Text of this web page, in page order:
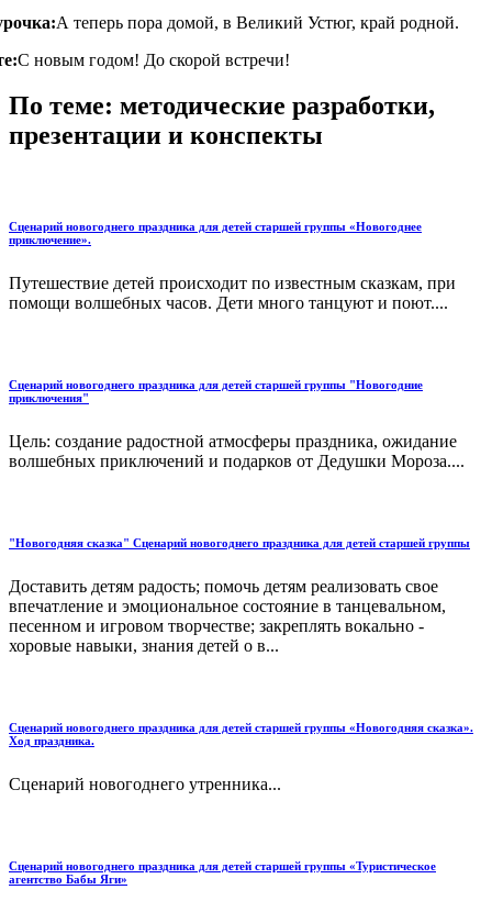
А теперь пора домой, в Великий Устюг, край родной.
С новым годом! До скорой встречи!
По теме: методические разработки,
презентации и конспекты
Сценарий новогоднего праздника для детей старшей группы «Новогоднее
приключение».
Путешествие детей происходит по известным сказкам, при
помощи волшебных часов. Дети много танцуют и поют....
Сценарий новогоднего праздника для детей старшей группы "Новогодние
приключения"
Цель: создание радостной атмосферы праздника, ожидание
волшебных приключений и подарков от Дедушки Мороза....
"Новогодняя сказка" Сценарий новогоднего праздника для детей старшей группы
Доставить детям радость; помочь детям реализовать свое
впечатление и эмоциональное состояние в танцевальном,
песенном и игровом творчестве; закреплять вокально -
хоровые навыки, знания детей о в...
Сценарий новогоднего праздника для детей старшей группы «Новогодняя сказка».
Ход праздника.
Сценарий новогоднего утренника...
Сценарий новогоднего праздника для детей старшей группы «Туристическое
агентство Бабы Яги»